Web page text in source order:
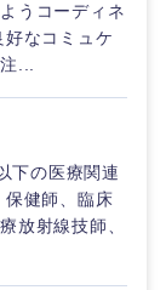
うコーディネ
なコミュケ
...
下の医療関連
保健師、臨床
放射線技師、